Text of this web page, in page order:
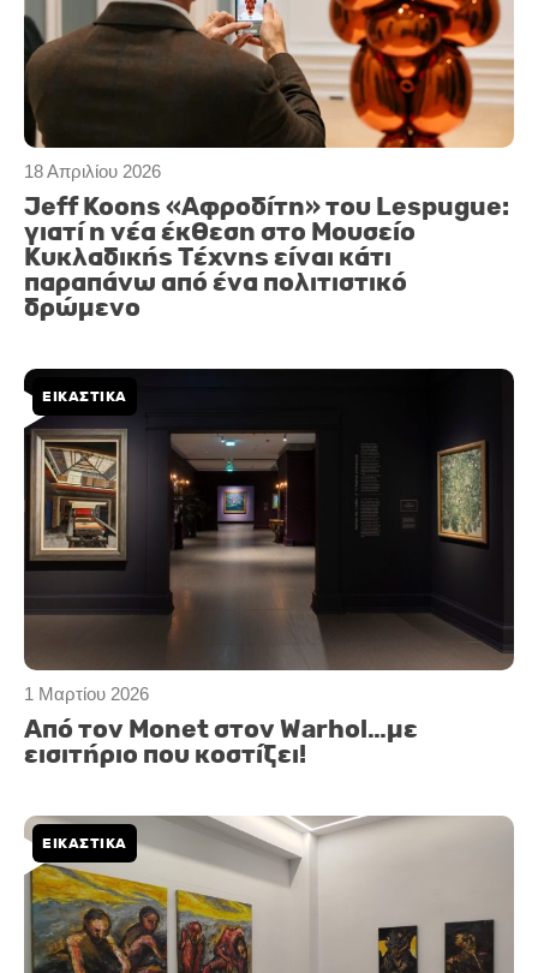
18 Απριλίου 2026
Jeff Koons «Αφροδίτη» του Lespugue:
γιατί η νέα έκθεση στο Μουσείο
Κυκλαδικής Τέχνης είναι κάτι
παραπάνω από ένα πολιτιστικό
δρώμενο
1 Μαρτίου 2026
ΕΙΚΑΣΤΙΚΑ
Από τον Monet στον Warhol…με
εισιτήριο που κοστίζει!
ΕΙΚΑΣΤΙΚΑ